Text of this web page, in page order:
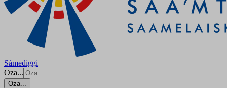
Sámediggi
Oza...
Oza...